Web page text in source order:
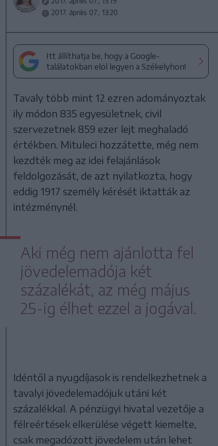
2017. április 07., 13:20
Itt állíthatja be, hogy a Google-
találatokban elöl legyen a Székelyhon!
Tavaly több mint 12 ezren adományoztak
ily módon 835 egyesületnek, civil
szervezetnek 859 ezer lejt meghaladó
értékben. Mituleci hozzátette, még nem
kezdték meg az idei felajánlások
feldolgozását, de azt nyilatkozta, hogy
eddig 1917 személy kérését iktatták az
intézménynél.
Aki még nem ajánlotta fel
jövedelemadója két
százalékát, az még május
25-ig élhet ezzel a jogával.
Idéntől a nyugdíjasok is rendelkezhetnek a
tavalyi jövedelemadójuk utáni két
százalékkal. A pénzügyi hivatal vezetője a
félreértések elkerülése végett kiemelte,
csak megadózott jövedelem után lehet